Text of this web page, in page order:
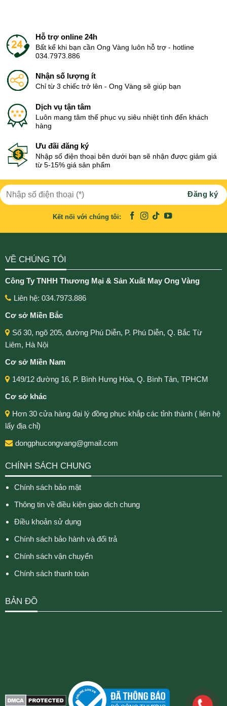
Hỗ trợ online 24h
Bất kể khi bạn cần Ong Vàng luôn hỗ trợ - hotline
034.7973.886
Nhận số lượng ít
Chỉ từ 3 chiếc trở lên - Ong Vàng sẽ giúp bạn
Dịch vụ tận tâm
Luôn mang tâm thế phục vụ siêu nhiệt tình đến khách
hàng
Ưu đãi đăng ký
Nhập số điện thoại bên dưới bạn sẽ nhận được giảm giá
từ 5-15% giá sản phẩm
Kết nối với chúng tôi:
VỀ CHÚNG TÔI
Công Ty TNHH Thương Mại & Sản Xuất May Ong Vàng
Liên hệ: 034.7973.886
Cơ sở Miền Bắc
Số 30, ngõ 205, đường Phú Diễn, P. Phú Diễn, Q. Bắc Từ
Liêm, Hà Nội
Cơ sở Miền Nam
149/12 đường 16, P. Bình Hưng Hòa, Q. Bình Tân, TPHCM
Cơ sở khác
Hơn 30 cửa hàng đại lý đồng phục khắp các tỉnh thành ( liên hệ
lấy địa chỉ)
dongphucongvang@gmail.com
CHÍNH SÁCH CHUNG
Chính sách bảo mật
Thông tin về điều kiện giao dịch chung
Điều khoản sử dụng
Chính sách bảo hành và đổi trả
Chính sách vận chuyển
Chính sách thanh toán
BẢN ĐỒ